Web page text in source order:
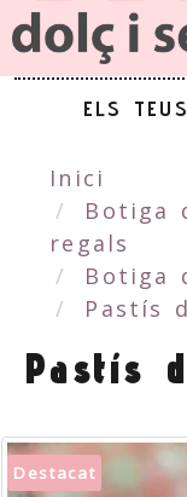
ELS
Inici
Botiga
regals
Botiga
Pastís
Pastís
Destacat